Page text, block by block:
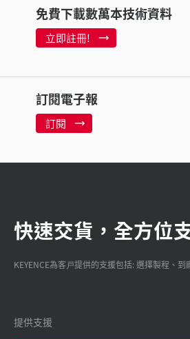
免費下載數萬本技術資料
立即註冊!
訂閱電子報
訂閱
快速交貨，全方位
KEYENCE為客戸提供的支援包括: 選擇製程、
提供支援